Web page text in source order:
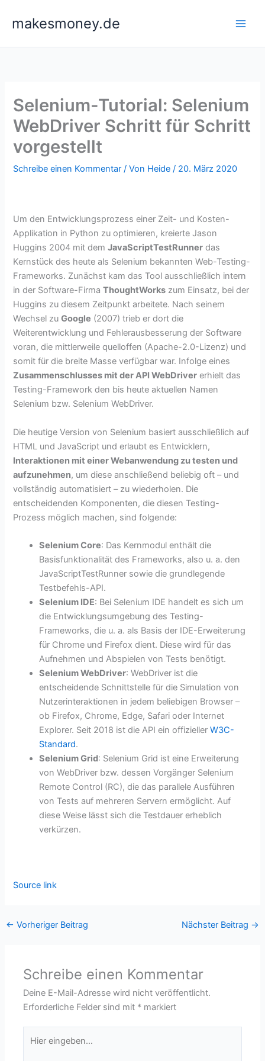
Inhaltmakesmoney.de
Selenium-Tutorial: Selenium
WebDriver Schritt für Schritt
vorgestellt
Schreibe einen Kommentar / Von Heide/ 20. März 2020
Um den Entwicklungsprozess einer Zeit- und Kosten-
Applikation in Python zu optimieren, kreierte Jason
Huggins 2004 mit demJavaScriptTestRunner das
Kernstück des heute als Selenium bekannten Web-Testing-
Frameworks. Zunächst kam das Tool ausschließlich intern
in der Software-FirmaThoughtWorks zum Einsatz, bei der
Huggins zu diesem Zeitpunkt arbeitete. Nach seinem
Wechsel zuGoogle (2007) trieb er dort die
Weiterentwicklung und Fehlerausbesserung der Software
voran, die mittlerweile quelloffen (Apache-2.0-Lizenz) und
somit für die breite Masse verfügbar war. Infolge eines
Zusammenschlusses mit der API WebDriver erhielt das
Testing-Framework den bis heute aktuellen Namen
Selenium bzw. Selenium WebDriver.
Die heutige Version von Selenium basiert ausschließlich auf
HTML und JavaScript und erlaubt es Entwicklern,
Interaktionen mit einer Webanwendung zu testen und
aufzunehmen, um diese anschließend beliebig oft – und
vollständig automatisiert – zu wiederholen. Die
entscheidenden Komponenten, die diesen Testing-
Prozess möglich machen, sind folgende:
Selenium Core: Das Kernmodul enthält die
Basisfunktionalität des Frameworks, also u. a. den
JavaScriptTestRunner sowie die grundlegende
Testbefehls-API.
Selenium IDE: Bei Selenium IDE handelt es sich um
die Entwicklungsumgebung des Testing-
Frameworks, die u. a. als Basis der IDE-Erweiterung
für Chrome und Firefox dient. Diese wird für das
Aufnehmen und Abspielen von Tests benötigt.
Selenium WebDriver: WebDriver ist die
entscheidende Schnittstelle für die Simulation von
Nutzerinteraktionen in jedem beliebigen Browser –
ob Firefox, Chrome, Edge, Safari oder Internet
Explorer. Seit 2018 ist die API ein offiziellerW3C-
Standard.
Selenium Grid: Selenium Grid ist eine Erweiterung
von WebDriver bzw. dessen Vorgänger Selenium
Remote Control (RC), die das parallele Ausführen
von Tests auf mehreren Servern ermöglicht. Auf
diese Weise lässt sich die Testdauer erheblich
verkürzen.
Source link
← Vorheriger Beitrag Nächster Beitrag →
Schreibe einen Kommentar
Deine E-Mail-Adresse wird nicht veröffentlicht.
Erforderliche Felder sind mit * markiert
eingeben…